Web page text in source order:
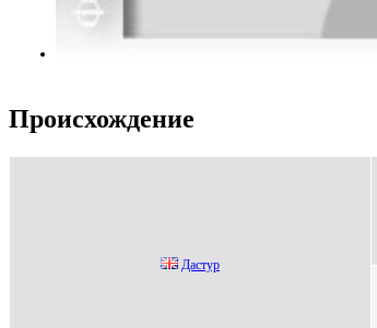
Происхождение
Даcтур